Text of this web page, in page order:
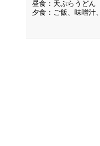
昼食：天ぷらうどん
夕食：ご飯、味噌汁